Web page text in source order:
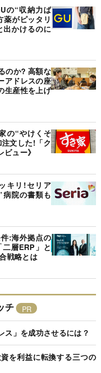
の“収納力ば
薬がピッタリ
出かけるのに
のか? 高額な
アドレスの座
生産性を上げ
の“やけくそ
文した!「ク
ュー》
キリ!セリア
院の書類も
:海外拠点の
二層ERP」と
戦略とは
チ
ス」を成功させるには？
を利益に転換する三つの